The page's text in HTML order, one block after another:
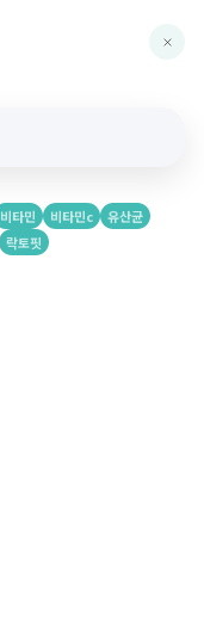
비타민 비타민c
유산균
락토핏